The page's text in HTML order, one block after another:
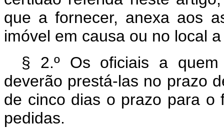
que a fornecer, anexa aos
imóvel em causa ou no local
§ 2.º Os oficiais a quem
deverão prestá-las no prazo
de cinco dias o prazo para o
pedidas.